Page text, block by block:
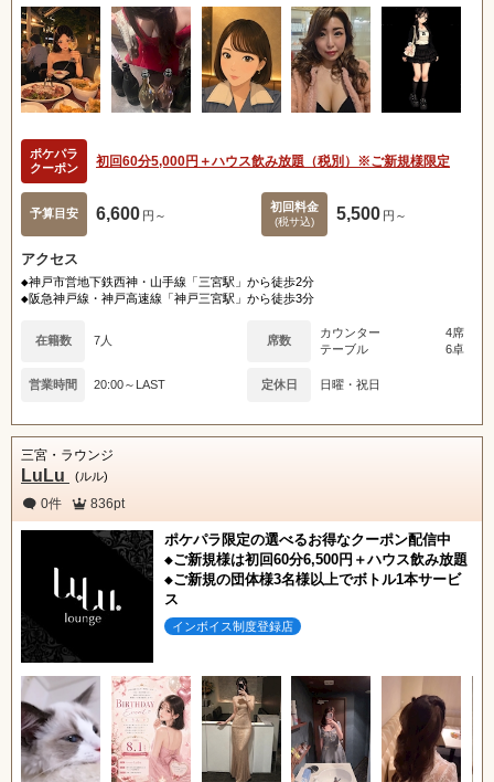
ポケパラ
クーポン
初回60分5,000円＋ハウス飲み放題（税別）※ご新規様限定
予算目安 6,600 円～
初回料金
(税サ込) 5,500 円～
アクセス
◆神戸市営地下鉄西神・山手線「三宮駅」から徒歩2分
◆阪急神戸線・神戸高速線「神戸三宮駅」から徒歩3分
在籍数 7人 席数
カウンター
4席
テーブル
6卓
営業時間 20:00～LAST 定休日 日曜・祝日
三宮・ラウンジ
LuLu (ルル)
0件 836pt
ポケパラ限定の選べるお得なクーポン配信中
◆ご新規様は初回60分6,500円＋ハウス飲み放題
◆ご新規の団体様3名様以上でボトル1本サービ
ス
インボイス制度登録店